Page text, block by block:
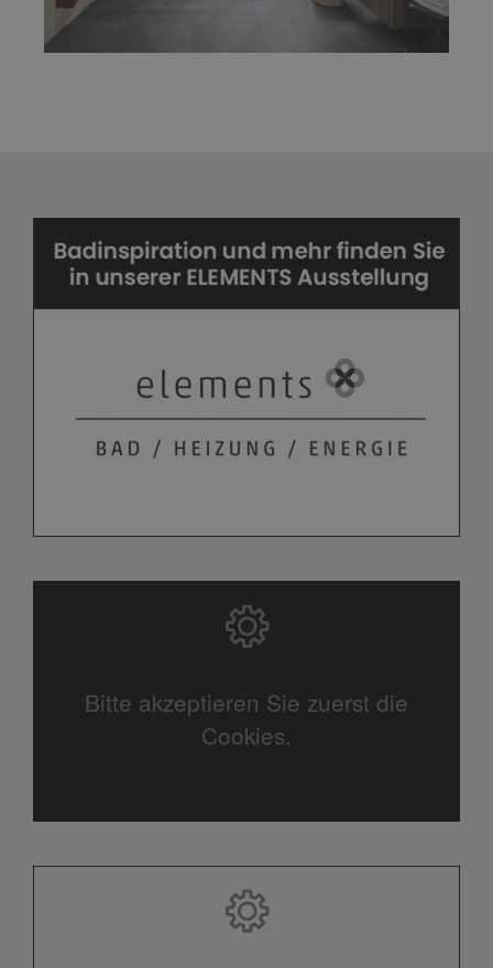
Bitte akzeptieren Sie zuerst die
Cookies.